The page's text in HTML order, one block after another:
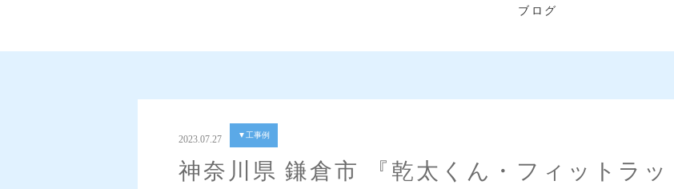
ブログ
2023.07.27 ▼工事例
神奈川県 鎌倉市 『乾太くん・フィットラッ